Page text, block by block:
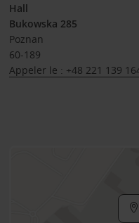
Hall
Bukowska 285
Poznan
60-189
Appeler le : +48 221 139